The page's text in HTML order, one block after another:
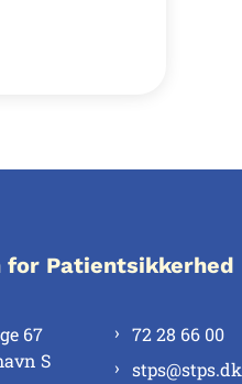
for Patientsikkerhed
67
S
72 28 66 00
stps@stps.dk